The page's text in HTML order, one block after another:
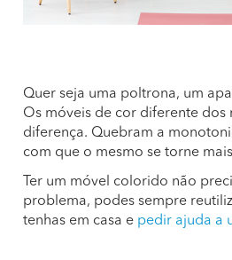
Quer seja uma poltrona, um
Os móveis de cor diferente dos
diferença. Quebram a
com que o mesmo se torne
Ter um móvel colorido não
problema, podes sempre
tenhas em casa e pedir ajuda a